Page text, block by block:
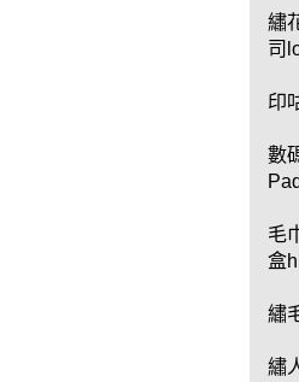
繡
司
印
數
Pad
毛
盒
繡
繡